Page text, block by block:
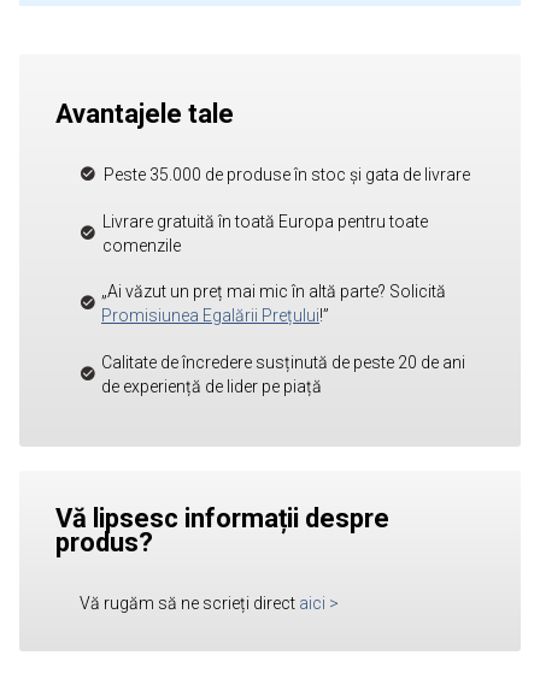
Avantajele tale
Peste 35.000 de produse în stoc și gata de livrare
Livrare gratuită în toată Europa pentru toate
comenzile
„Ai văzut un preț mai mic în altă parte? Solicită
Promisiunea Egalării Prețului!”
Calitate de încredere susținută de peste 20 de ani
de experiență de lider pe piață
Vă lipsesc informații despre
produs?
Vă rugăm să ne scrieți direct aici >